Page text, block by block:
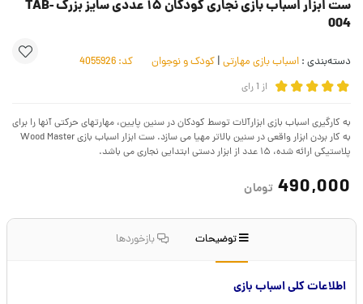
ست ابزار اسباب بازی نجاری کودکان ۱۵ عددی سایز بزرگ TAB-
004
دسته‌بندی : اسباب بازی مهارتی | کودک و نوجوان کد:
از 1رای
به کارگیری اسباب بازی ابزارآلات توسط کودکان در سنین پایین، مهارتهای حرکتی آنها را برای
به کار بردن ابزار واقعی در سنین بالاتر مهیا می سازد. ست ابزار اسباب بازی Wood Master
پلاستیکی ارائه شده، ۱۵ عدد از ابزار دستی ابتدایی نجاری می باشد.
490,000 تومان
توضیحات بازخوردها
اطلاعات کلی اسباب بازی